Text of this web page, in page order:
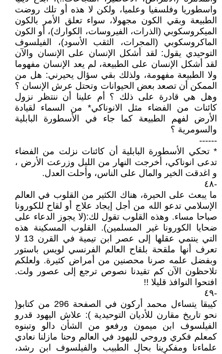
واسطوريا وفلسفيا وعلميا، ولكن لا هذه أو تلك روضت
الطبيعة وبقي الكون مجهولا، سواء تعلق الأمر بالكون
الميكروسكوبي (الذرات، الفيروسات، الكوارك)، أو الكون
الماكروسكوبي (المجرات، الثقب الأسود)، الفيلسوف
التوحيدي يقول: لقد أشكل الإنسان على الإنسان والآن
لقد أشكل الإنسان على الطبيعة، لم يعد الإنسان مفهوما
ولا الطبيعة مفهومة، ولذلك بقي سؤال يحيرني: هل من
الممكن أن تصعد بعض الحيوانات وتحتل عرش الإنسان ؟
وهل هي قادرة على ذلك ؟ أم علينا أن ننتظر نزول
كائنات من الفضاء مثل الانوناكي* من السماء لقيادة
الأرض لفهم الطبيعة كما جاء في الأسطورة البابلية
والسومرية ؟
------
* تحكي الأسطورة البابلية أن كائنات نزلت من الفضاء
تدعى انوناكي، أخرجت النهار من الليل وزرعت الأرض ،
و اغدقت الخير والمال على الناس، وأحلت العدل.
-٤٨
ما يبعث على الحيرة، هناك الكثير من القلوب في العالم
الإسلامي تدعو الله من أجل إيجاد علاج أو لقاح للكورونا
صباحا مساء. وهذه القلوب تقول لك:(لا يجوز الدعاء على
ضحايا الكورونا غير المسلمين). القلوب المسكينة هذه
التي ينتمي عقلها إلى عصر ابن تيمية في القرن 13 لا
تعرف أنها ملقحة بلقاح العالم الفرنسي لويس باستور
وبفضل علمه صرنا محصنين من أمراض كثيرة. ولعلكم
تلاحظون الآن كم تقيدنا نصوص ترجع إلى عصور ولت.
افتحوا النوافذ قليلا !!
-٤٩
كيبقا يتساءل محمد أركون في الصفحة 296 من كتابو(
نحو تاريخ مقارن للأديان التوحيدية ): علاش اليهود قدرو
الفيلسوف ابن ميمون ورفعو من الشأن دالو وتبنوه
كمعلم فكري وروحي لليهود في العالم وحنا مازلنا نعادي
علماءنا ومفكرينا بحال الطبيب والفيلسوف ابن رشد،